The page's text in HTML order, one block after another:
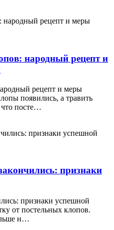
народный рецепт и
рецепт и меры
появились, а травить
посте…
признаки
признаки успешной
от постельных клопов.
н…